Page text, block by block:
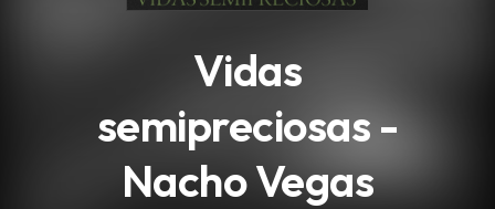
Vidas
semipreciosas -
Nacho Vegas